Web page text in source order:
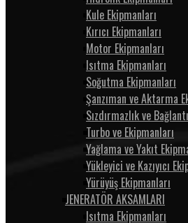
Kule Ekipmanları
Kırıcı Ekipmanları
Motor Ekipmanları
Isıtma Ekipmanları
Soğutma Ekipmanları
Şanzıman ve Aktarma
Sızdırmazlık ve
Turbo ve Ekipmanları
Yağlama ve Yakıt
Yükleyici ve Kazıyıcı
Yürüyüş Ekipmanları
JENERATÖR AKSAMLARI
Isıtma Ekipmanları